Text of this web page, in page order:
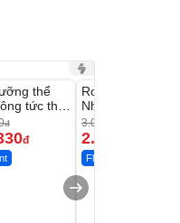
thể
tức thì
Body
đ
đ
Robot Hút Bụi Lau
Nhà - D2-001 -
Thông Minh
3.000.000
2.200.000
Flash Sale